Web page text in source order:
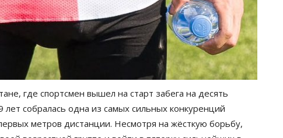
где спортсмен вышел на старт забега на десять
собралась одна из самых сильных конкуренций
метров дистанции. Несмотря на жёсткую борьбу,